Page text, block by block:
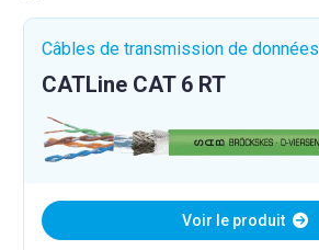
Câbles de transmission de données
CATLine CAT 6 RT
Voir le produit